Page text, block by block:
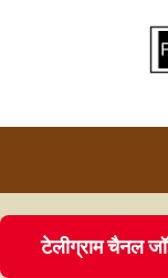
टेलीग्राम चैनल